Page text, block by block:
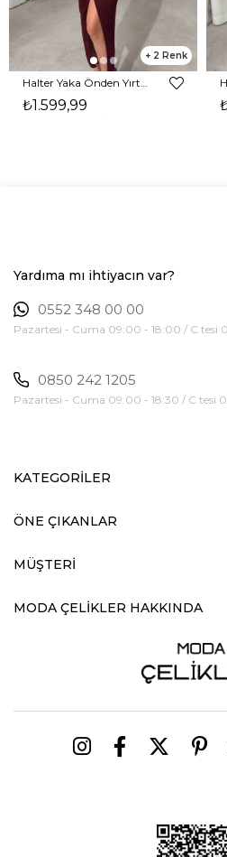
2
Halter Yaka Önden Yırtmaçlı Midi Boy Bordo Hasre Kadın Elbise 26Y502
₺1.599,99
Yardıma mı ihtiyacın var?
0552 348 00 00
Pazartesi - Cuma 09:00 - 18:00 / C.tesi
0850 242 1205
Pazartesi - Cuma 09:00 - 18:30 / C.tesi
KATEGORİLER
ÖNE ÇIKANLAR
MÜŞTERİ
MODA ÇELİKLER HAKKINDA